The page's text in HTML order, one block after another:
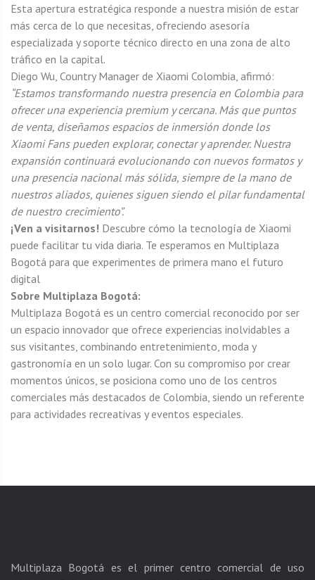
Esta apertura estratégica responde a nuestra misión de estar
más cerca de lo que necesitas, ofreciendo asesoría
especializada y soporte técnico directo en una zona de alto
tráfico en la capital.
Diego Wu, Country Manager de Xiaomi Colombia, afirmó:
“Estamos transformando nuestra presencia en Colombia para
ofrecer una experiencia premium y cercana. Más que puntos
de venta, diseñamos espacios de inmersión donde los
Xiaomi Fans pueden explorar, conectar y aprender. Nuestra
expansión continuará evolucionando con nuevos formatos y
una presencia nacional más sólida, siempre de la mano de
nuestros aliados, quienes siguen siendo el pilar fundamental
de nuestro crecimiento”.
¡Ven a visitarnos! Descubre cómo la tecnología de Xiaomi
puede facilitar tu vida diaria. Te esperamos en Multiplaza
Bogotá para que experimentes de primera mano el futuro
digital
Sobre Multiplaza Bogotá:
Multiplaza Bogotá es un centro comercial reconocido por ser
un espacio innovador que ofrece experiencias inolvidables a
sus visitantes, combinando entretenimiento, moda y
gastronomía en un solo lugar. Con su compromiso por crear
momentos únicos, se posiciona como uno de los centros
comerciales más destacados de Colombia, siendo un referente
para actividades recreativas y eventos especiales.
Multiplaza Bogotá es el primer centro comercial de uso